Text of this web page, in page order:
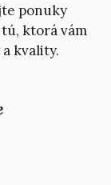
ponuky
ktorá vám
kvality.